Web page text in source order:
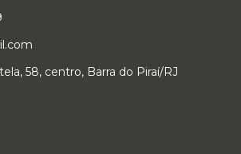
58, centro, Barra do Piraí/RJ